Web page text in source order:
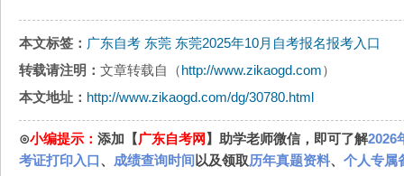
本文标签： 广东自考 东莞 东莞2025年10月自考报名报考入口
转载请注明： 文章转载自（http://www.zikaogd.com）
本文地址： http://www.zikaogd.com/dg/30780.html
⊙小编提示： 添加【广东自考网 】助学老师微信，即可了解2026
考证打印入口、 成绩查询时间 以及领取历年真题资料、 个人专属